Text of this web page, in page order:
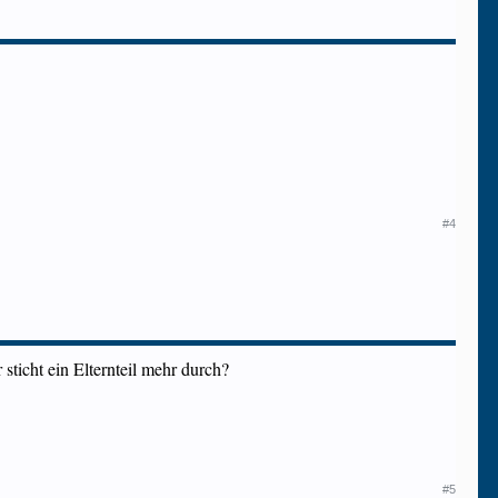
#4
ein Elternteil mehr durch?
#5